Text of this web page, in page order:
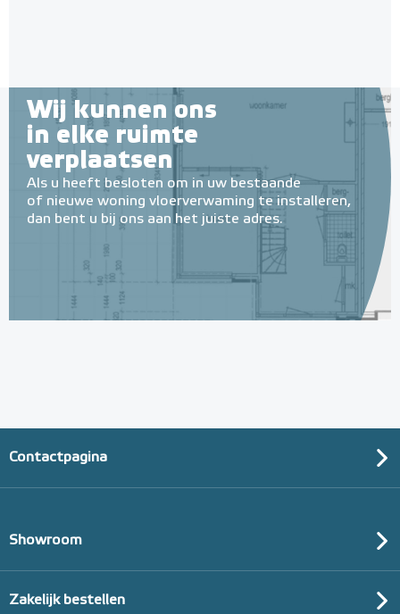
Randisolatie, 5mm dik en
Wij kunnen ons
in elke ruimte
verplaatsen
Als u heeft besloten om in uw bestaande
of nieuwe woning vloerverwaming te installeren,
dan bent u bij ons aan het juiste adres.
Contactpagina
Showroom
Zakelijk bestellen